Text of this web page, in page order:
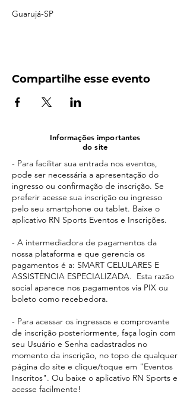
Guarujá-SP
Compartilhe esse evento
Informações importantes
do site
- Para facilitar sua entrada nos eventos,
pode ser necessária a apresentação do
ingresso ou confirmação de inscrição. Se
preferir acesse sua inscrição ou ingresso
pelo seu smartphone ou tablet. Baixe o
aplicativo RN Sports Eventos e Inscrições.
- A intermediadora de pagamentos da
nossa plataforma e que gerencia os
pagamentos é a: SMART CELULARES E
ASSISTENCIA ESPECIALIZADA. Esta razão
social aparece nos pagamentos via PIX ou
boleto como recebedora.​
- Para acessar os ingressos e comprovante
de inscrição posteriormente, faça login com
seu Usuário e Senha cadastrados no
momento da inscrição, no topo de qualquer
página do site e clique/toque em "Eventos
Inscritos". Ou baixe o aplicativo RN Sports e
acesse facilmente!